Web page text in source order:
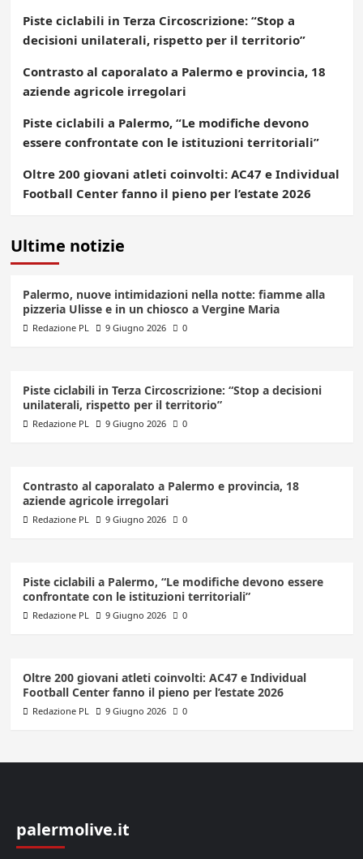
Piste ciclabili in Terza Circoscrizione: “Stop a
decisioni unilaterali, rispetto per il territorio”
Contrasto al caporalato a Palermo e provincia, 18
aziende agricole irregolari
Piste ciclabili a Palermo, “Le modifiche devono
essere confrontate con le istituzioni territoriali”
Oltre 200 giovani atleti coinvolti: AC47 e Individual
Football Center fanno il pieno per l’estate 2026
Ultime notizie
Palermo, nuove intimidazioni nella notte: fiamme alla
pizzeria Ulisse e in un chiosco a Vergine Maria
Redazione PL 9 Giugno 2026 0
Piste ciclabili in Terza Circoscrizione: “Stop a decisioni
unilaterali, rispetto per il territorio”
Redazione PL 9 Giugno 2026 0
Contrasto al caporalato a Palermo e provincia, 18
aziende agricole irregolari
Redazione PL 9 Giugno 2026 0
Piste ciclabili a Palermo, “Le modifiche devono essere
confrontate con le istituzioni territoriali”
Redazione PL 9 Giugno 2026 0
Oltre 200 giovani atleti coinvolti: AC47 e Individual
Football Center fanno il pieno per l’estate 2026
Redazione PL 9 Giugno 2026 0
palermolive.it